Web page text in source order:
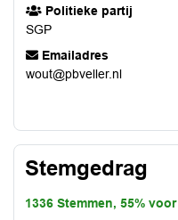
Politieke partij
SGP
Emailadres
wout@pbveller.nl
Stemgedrag
1336 Stemmen, 55% voor